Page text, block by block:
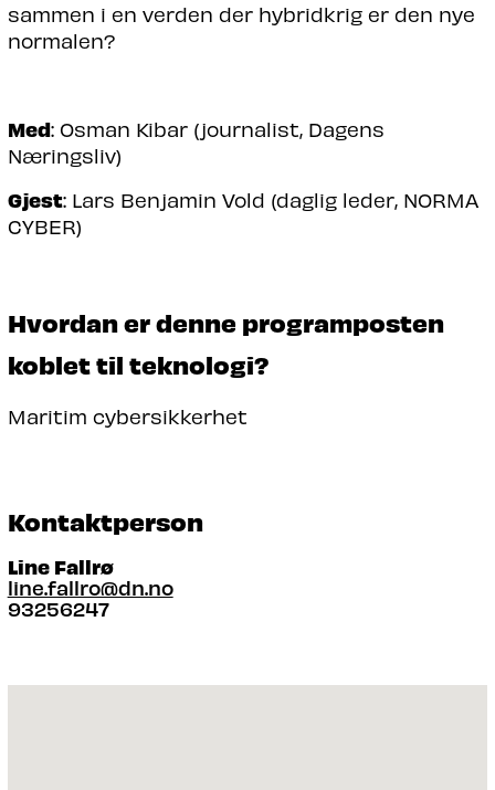
sammen i en verden der hybridkrig er den nye
normalen?
Med: Osman Kibar (journalist, Dagens
Næringsliv)
Gjest: Lars Benjamin Vold (daglig leder, NORMA
CYBER)
Hvordan er denne programposten
koblet til teknologi?
Maritim cybersikkerhet
Kontaktperson
Line Fallrø
line.fallro@dn.no
93256247